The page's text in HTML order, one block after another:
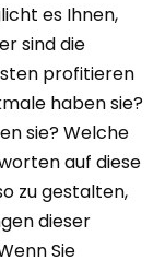
es Ihnen,
sind die
profitieren
haben sie?
sie? Welche
auf diese
zu gestalten,
dieser
Sie